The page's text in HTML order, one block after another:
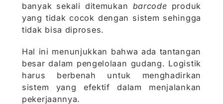
banyak sekali ditemukan barcode produk
yang tidak cocok dengan sistem sehingga
tidak bisa diproses.
Hal ini menunjukkan bahwa ada tantangan
besar dalam pengelolaan gudang. Logistik
harus berbenah untuk menghadirkan
sistem yang efektif dalam menjalankan
pekerjaannya.